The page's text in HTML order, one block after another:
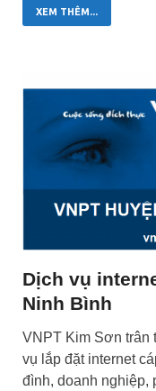
XEM THÊM...
Dịch vụ
Ninh Bình
VNPT Kim Sơn trân
vụ lắp đặt internet
đình, doanh nghiệp,